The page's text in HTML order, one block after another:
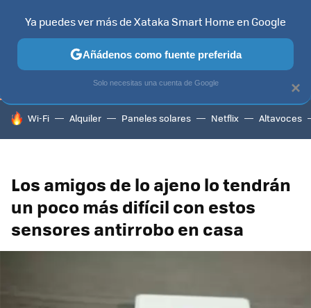
TELEVISORES CONTENIDOS SMART TV SELECCIÓN
HOY SE HABLA DE
Wi-Fi Alquiler Paneles solares Netflix Altavoces
Los amigos de lo ajeno lo tendrán
un poco más difícil con estos
sensores antirrobo en casa
×
Ya puedes ver más de Xataka Smart Home en Google
Añádenos como fuente preferida
Solo necesitas una cuenta de Google